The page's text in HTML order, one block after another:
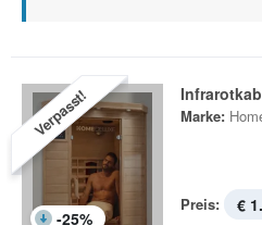
Verpasst!
-25%
Marke:
Preis: €